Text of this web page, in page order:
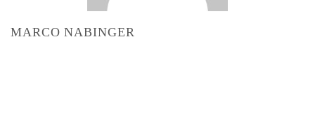
MARCO NABINGER